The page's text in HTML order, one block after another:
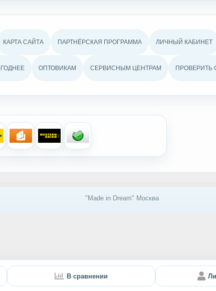
В сравнении
КАРТА САЙТА ПАРТНЁРСКАЯ ПРОГРАММА ЛИЧНЫЙ КАБИНЕТ
ОПТОВИКАМ СЕРВИСНЫМ ЦЕНТРАМ ПРОВЕРИТЬ
"Made in Dream" Москва